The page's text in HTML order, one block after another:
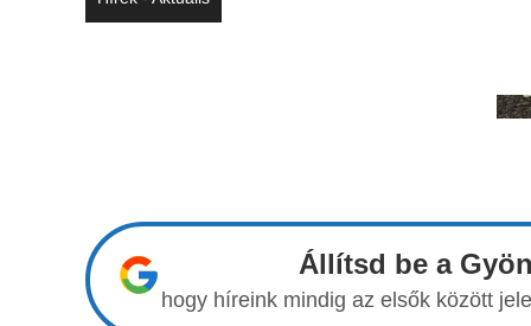
Állítsd be a
hogy híreink mindig az elsők között